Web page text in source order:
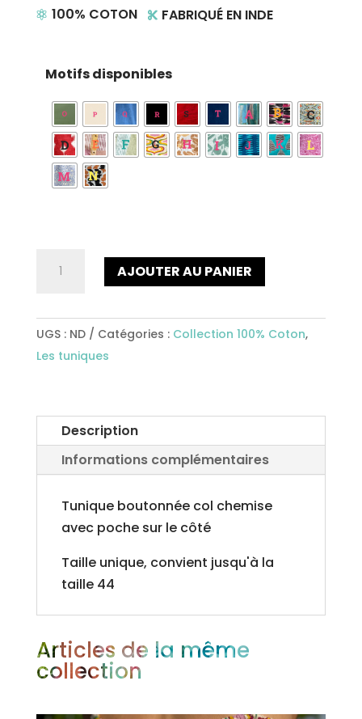
 100% COTON  FABRIQUÉ EN INDE
Motifs disponibles
courte
Ref658
AJOUTER AU PANIER
UGS : ND Catégories : Collection 100% Coton,
Les tuniques
Description
Informations complémentaires
Tunique boutonnée col chemise
avec poche sur le côté
Taille unique, convient jusqu'à la
taille 44
Articles de la même
collection